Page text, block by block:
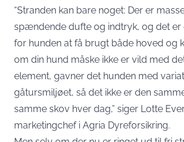
“Stranden kan bare noget: Der er
spændende dufte og indtryk, og det er
for hunden at få brugt både hoved og
om din hund måske ikke er vild med
element, gavner det hunden med
gåtursmiljøet, så det ikke er den
samme skov hver dag,” siger Lotte
marketingchef i Agria Dyreforsikring.